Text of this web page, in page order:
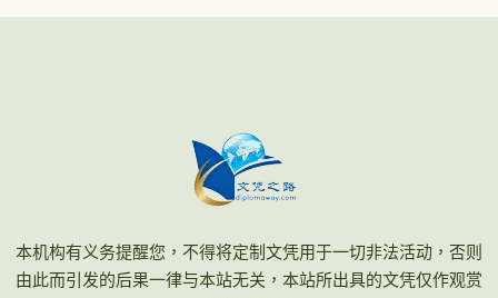
本机构有义务提醒您，不得将定制文凭用于一切非法活动，否则
由此而引发的后果一律与本站无关，本站所出具的文凭仅作观赏